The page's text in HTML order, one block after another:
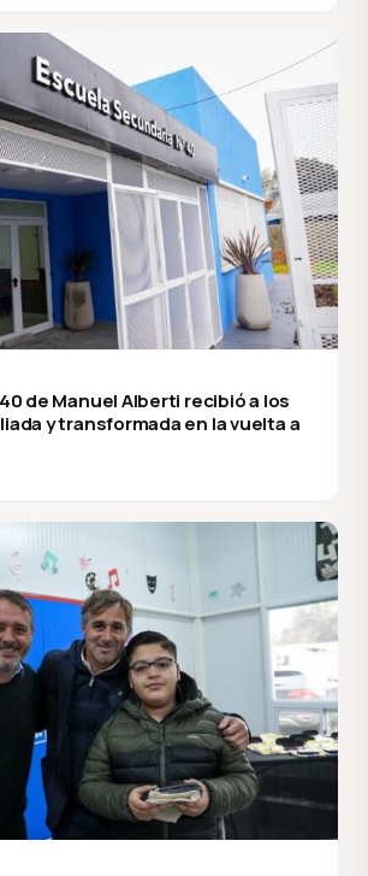
de Manuel Alberti recibió a los
y transformada en la vuelta a